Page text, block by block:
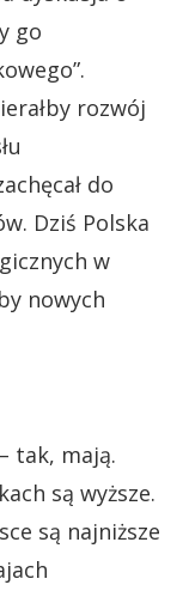
go
rozwój
do
Dziś Polska
w
nowych
tak, mają.
są wyższe.
są najniższe